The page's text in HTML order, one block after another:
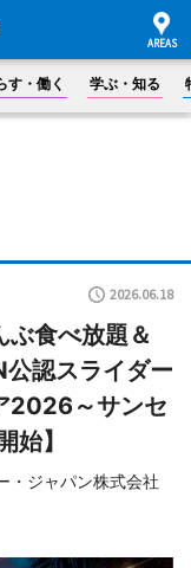
す・働く 学ぶ・知る
2026.06.18
ぶ食べ放題＆
認スライダー
2026～サンセ
始】
・ジャパン株式会社